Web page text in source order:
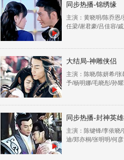
同步热播-锦绣缘
主演：黄晓明/陈乔恩/
任梁/谢君豪/吕佳容/
大结局-神雕侠侣
主演：陈晓/陈妍希/张
予/杨明娜/毛晓彤/孙
同步热播-封神英
主演：陈键锋/李依晓/
迪/郑亦桐/张明明/何